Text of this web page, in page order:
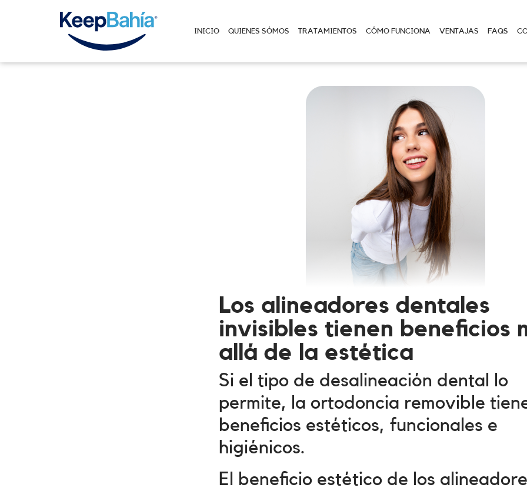
INICIO QUIENES SÓMOS TRATAMIENTOS CÓMO FUNCIONA VENTAJAS FAQS
Los alineadores dentales
invisibles tienen beneficios
allá de la estética
Si el tipo de desalineación dental lo
permite, la ortodoncia removible
beneficios estéticos, funcionales e
higiénicos.
El beneficio estético de los